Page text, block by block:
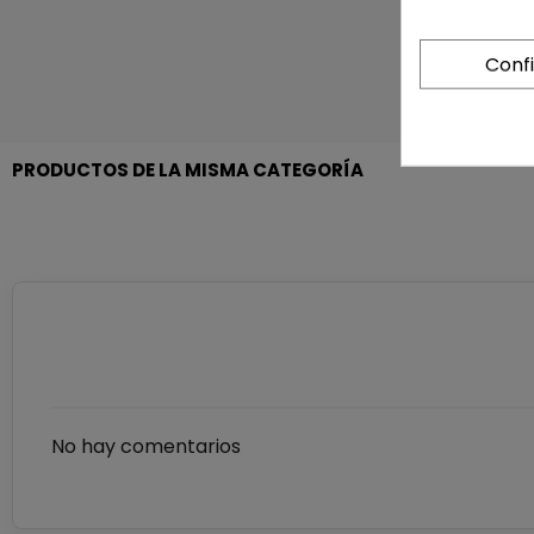
PRODUCTOS DE LA MISMA CATEGORÍA
No hay comentarios